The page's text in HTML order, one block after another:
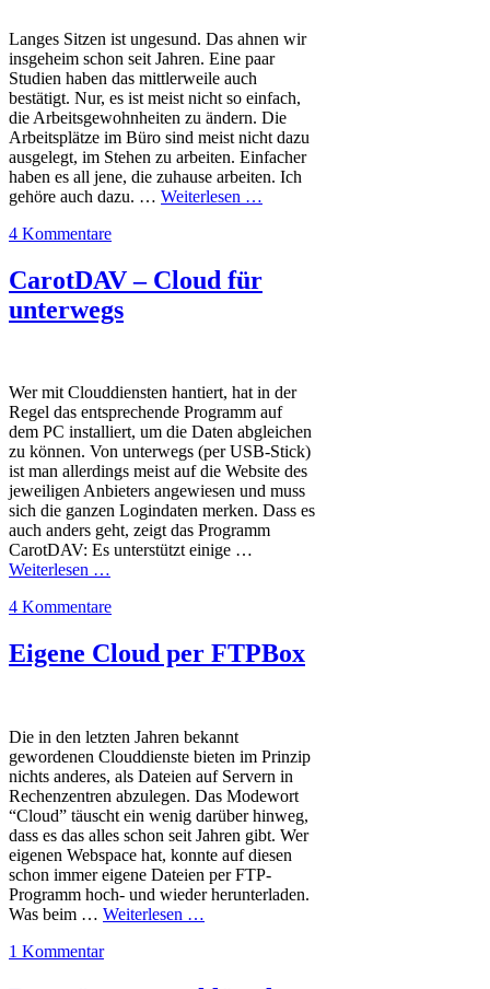
Langes Sitzen ist ungesund. Das ahnen wir
insgeheim schon seit Jahren. Eine paar
Studien haben das mittlerweile auch
bestätigt. Nur, es ist meist nicht so einfach,
die Arbeitsgewohnheiten zu ändern. Die
Arbeitsplätze im Büro sind meist nicht dazu
ausgelegt, im Stehen zu arbeiten. Einfacher
haben es all jene, die zuhause arbeiten. Ich
gehöre auch dazu. … Weiterlesen …
4 Kommentare
CarotDAV – Cloud für
unterwegs
Wer mit Clouddiensten hantiert, hat in der
Regel das entsprechende Programm auf
dem PC installiert, um die Daten abgleichen
zu können. Von unterwegs (per USB-Stick)
ist man allerdings meist auf die Website des
jeweiligen Anbieters angewiesen und muss
sich die ganzen Logindaten merken. Dass es
auch anders geht, zeigt das Programm
CarotDAV: Es unterstützt einige …
Weiterlesen …
4 Kommentare
Eigene Cloud per FTPBox
Die in den letzten Jahren bekannt
gewordenen Clouddienste bieten im Prinzip
nichts anderes, als Dateien auf Servern in
Rechenzentren abzulegen. Das Modewort
“Cloud” täuscht ein wenig darüber hinweg,
dass es das alles schon seit Jahren gibt. Wer
eigenen Webspace hat, konnte auf diesen
schon immer eigene Dateien per FTP-
Programm hoch- und wieder herunterladen.
Was beim … Weiterlesen …
1 Kommentar